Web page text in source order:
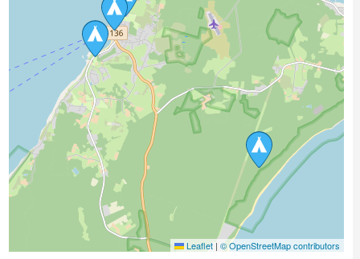
Leaflet | © OpenStreetMap contributors